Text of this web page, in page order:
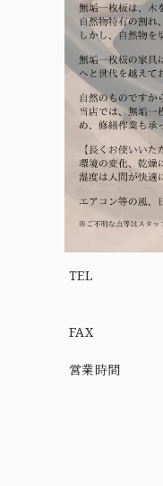
TEL
FAX
営業時間